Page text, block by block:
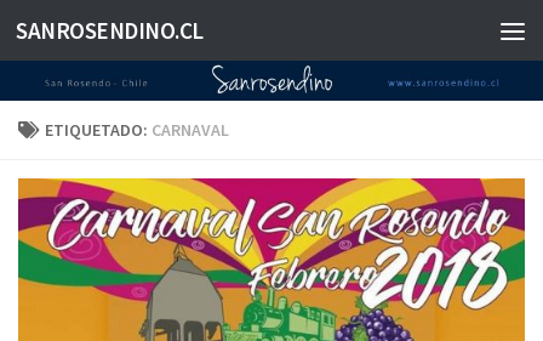
Saltar al contenido
SANROSENDINO.CL
ETIQUETADO: CARNAVAL